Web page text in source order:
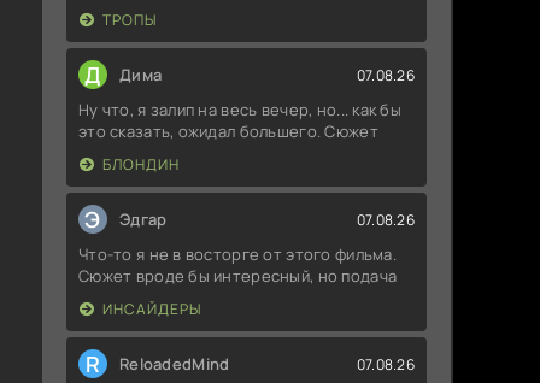
ТРОПЫ
Д Дима 07.08.26
Ну что, я залип на весь вечер, но... как бы
это сказать, ожидал большего. Сюжет
БЛОНДИН
Э Эдгар 07.08.26
Что-то я не в восторге от этого фильма.
Сюжет вроде бы интересный, но подача
ИНСАЙДЕРЫ
R ReloadedMind 07.08.26